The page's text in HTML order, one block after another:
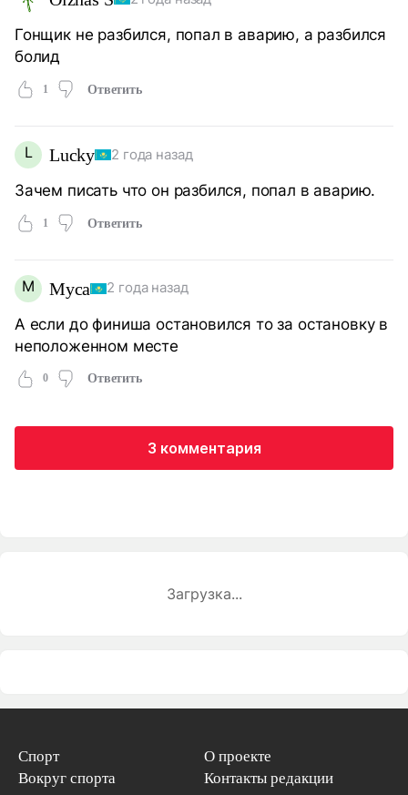
Гонщик не разбился, попал в аварию, а разбился
болид
1 Ответить
L Lucky 2 года назад
Зачем писать что он разбился, попал в аварию.
1 Ответить
М Муса 2 года назад
А если до финиша остановился то за остановку в
неположенном месте
0 Ответить
3 комментария
Загрузка...
Спорт
Вокруг спорта
О проекте
Контакты редакции